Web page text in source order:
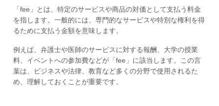
「fee」とは、特定のサービスや商品の対価として支払う料金
を指します。一般的には、専門的なサービスや特別な権利を得
るために支払う金額を意味します。
例えば、弁護士や医師のサービスに対する報酬、大学の授業
料、イベントへの参加費などが「fee」に該当します。この言
葉は、ビジネスや法律、教育など多くの分野で使用されるた
め、理解しておくことが重要です。